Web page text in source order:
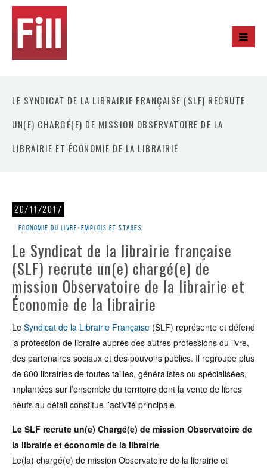
LE SYNDICAT DE LA LIBRAIRIE FRANÇAISE (SLF) RECRUTE
UN(E) CHARGÉ(E) DE MISSION OBSERVATOIRE DE LA
LIBRAIRIE ET ÉCONOMIE DE LA LIBRAIRIE
20/11/2017
Économie du livre•Emplois et stages
Le Syndicat de la librairie française
(SLF) recrute un(e) chargé(e) de
mission Observatoire de la librairie et
Économie de la librairie
Le Syndicat de la Librairie Française (SLF) représente et défend
la profession de libraire auprès des autres professions du livre,
des partenaires sociaux et des pouvoirs publics. Il regroupe plus
de 600 librairies de toutes tailles, généralistes ou spécialisées,
implantées sur l’ensemble du territoire dont la vente de libres
neufs au détail constitue l’activité principale.
Le SLF recrute un(e) Chargé(e) de mission Observatoire de
la librairie et économie de la librairie
Le(la) chargé(e) de mission Observatoire de la librairie et